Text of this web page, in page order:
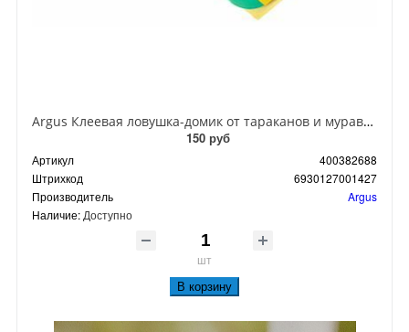
Argus Клеевая ловушка-домик от тараканов и муравьев
150 руб
Артикул
400382688
Штрихкод
6930127001427
Производитель
Argus
Наличие: Доступно
шт
В корзину